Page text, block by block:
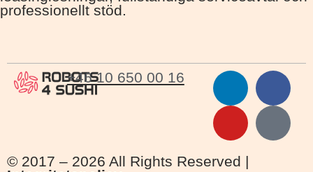
professionellt stöd.
+46 10 650 00 16
© 2017 – 2026 All Rights Reserved |